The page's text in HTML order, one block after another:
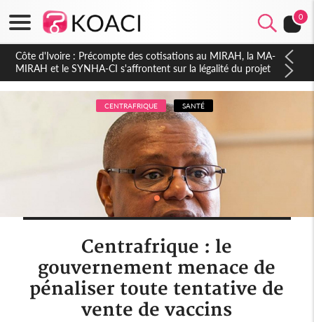
0
Côte d'Ivoire : Indépendance 2026, Thiam plaide pour un
environnement démocratique plus apaisé
CENTRAFRIQUE SANTÉ
Centrafrique : le
gouvernement menace de
pénaliser toute tentative de
vente de vaccins